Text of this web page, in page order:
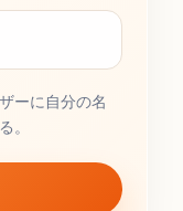
ーに自分の名
。